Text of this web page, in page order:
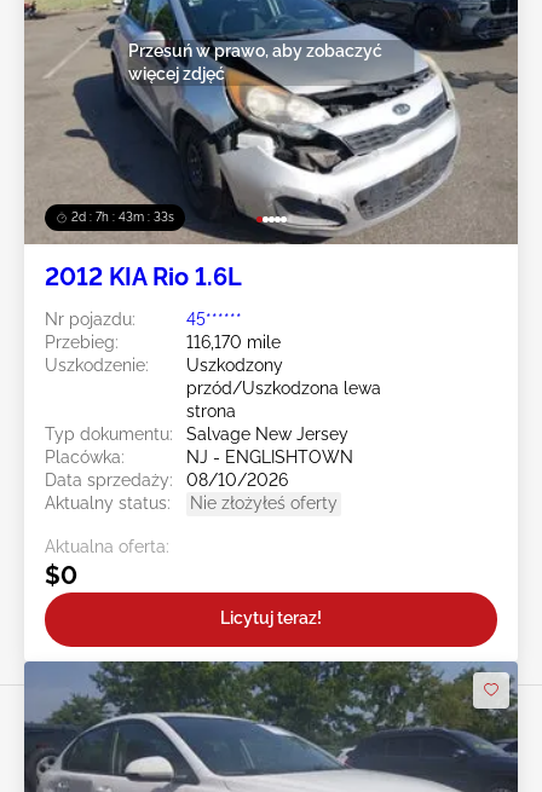
2d : 7h : 43m : 30s
Przesuń w prawo, aby zobaczyć
więcej zdjęć
2012 KIA Rio 1.6L
Nr pojazdu:
45******
Przebieg:
116,170 mile
Uszkodzenie:
Uszkodzony
przód/Uszkodzona lewa
strona
Typ dokumentu:
Salvage New Jersey
Placówka:
NJ - ENGLISHTOWN
Data sprzedaży:
08/10/2026
Aktualny status:
Nie złożyłeś oferty
Aktualna oferta:
$0
Licytuj teraz!